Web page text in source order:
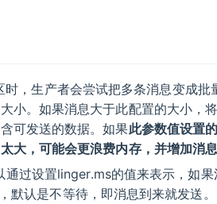
时，生产者会尝试把多条消息变成
小。如果消息大于此配置的大小，
可发送的数据。如果此参数值设置
大，可能会更浪费内存，并增加消
过设置linger.ms的值来表示，如
认是不等待，即消息到来就发送